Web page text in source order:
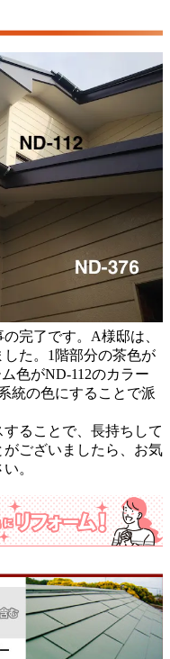
完了です。A様邸は、
た。1階部分の茶色が
色がND-112のカラー
統の色にすることで派
ることで、長持ちして
ございましたら、お気
。